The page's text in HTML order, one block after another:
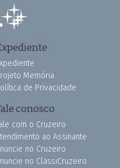
Memória
de Privacidade
conosco
com o Cruzeiro
ao Assinante
no Cruzeiro
no ClassiCruzeiro